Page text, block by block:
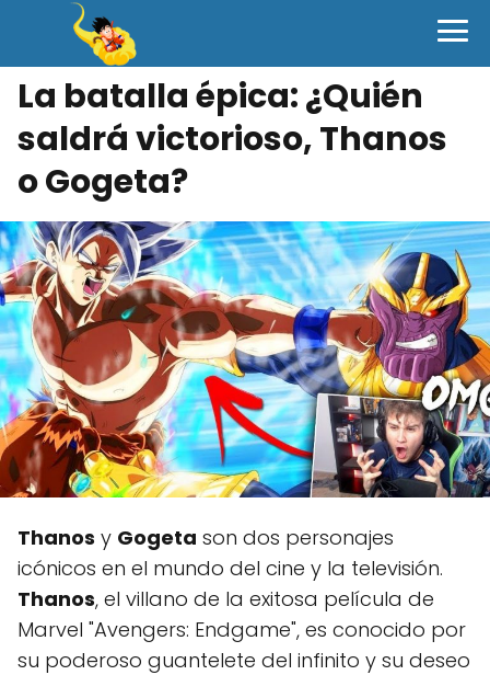
La batalla épica: ¿Quién
saldrá victorioso, Thanos
o Gogeta?
Thanos y Gogeta son dos personajes
icónicos en el mundo del cine y la televisión.
Thanos, el villano de la exitosa película de
Marvel "Avengers: Endgame", es conocido por
su poderoso guantelete del infinito y su deseo